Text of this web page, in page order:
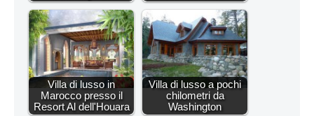
Villa di lusso in
Marocco presso il
Resort Al dell'Houara
Villa di lusso a pochi
chilometri da
Washington